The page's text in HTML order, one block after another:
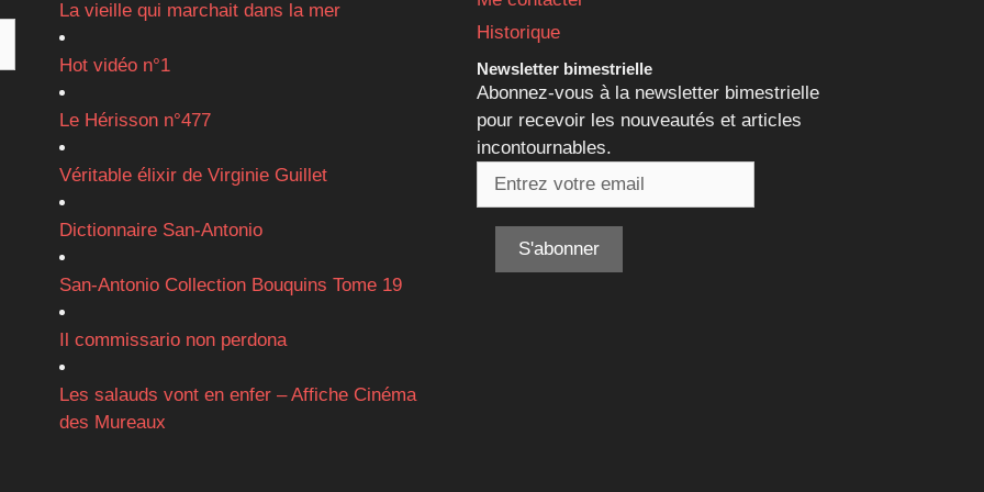
La vieille qui marchait dans la mer
Hot vidéo n°1
Le Hérisson n°477
Véritable élixir de Virginie Guillet
Dictionnaire San-Antonio
San-Antonio Collection Bouquins Tome 19
Il commissario non perdona
Les salauds vont en enfer – Affiche Cinéma
des Mureaux
Historique
Newsletter bimestrielle
Abonnez-vous à la newsletter bimestrielle
pour recevoir les nouveautés et articles
incontournables.